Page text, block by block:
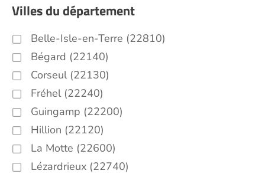
Villes du département
Belle-Isle-en-Terre (22810)
Bégard (22140)
Corseul (22130)
Fréhel (22240)
Guingamp (22200)
Hillion (22120)
La Motte (22600)
Lézardrieux (22740)